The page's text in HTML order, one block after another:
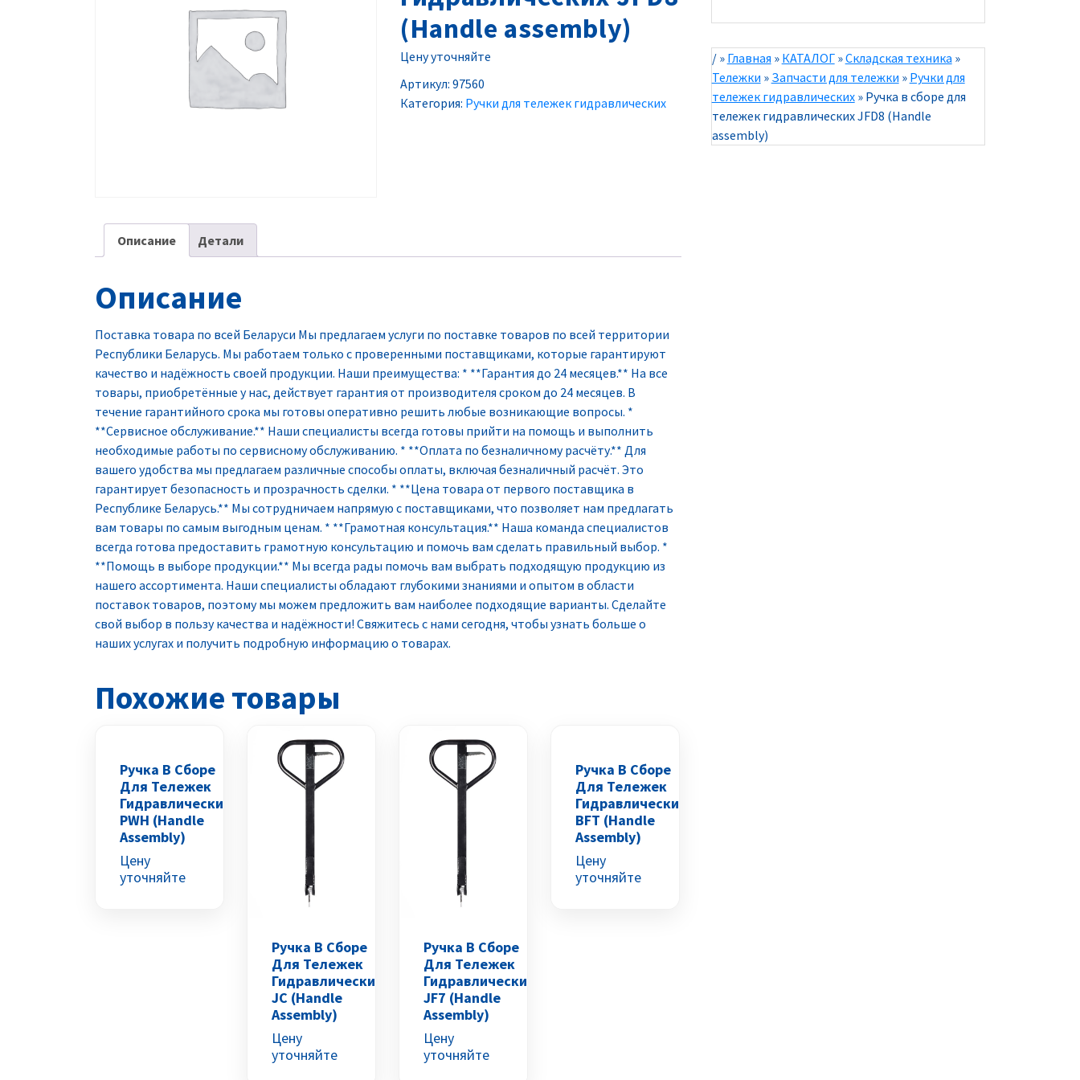
(Handle assembly)
Цену уточняйте
Артикул: 97560
Категория: Ручки для тележек гидравлических
Описание Детали
Описание
Поставка товара по всей Беларуси Мы предлагаем услуги по поставке товаров по всей территории
Республики Беларусь. Мы работаем только с проверенными поставщиками, которые гарантируют
качество и надёжность своей продукции. Наши преимущества: * **Гарантия до 24 месяцев.** На все
товары, приобретённые у нас, действует гарантия от производителя сроком до 24 месяцев. В
течение гарантийного срока мы готовы оперативно решить любые возникающие вопросы. *
**Сервисное обслуживание.** Наши специалисты всегда готовы прийти на помощь и выполнить
необходимые работы по сервисному обслуживанию. * **Оплата по безналичному расчёту.** Для
вашего удобства мы предлагаем различные способы оплаты, включая безналичный расчёт. Это
гарантирует безопасность и прозрачность сделки. * **Цена товара от первого поставщика в
Республике Беларусь.** Мы сотрудничаем напрямую с поставщиками, что позволяет нам предлагать
вам товары по самым выгодным ценам. * **Грамотная консультация.** Наша команда специалистов
всегда готова предоставить грамотную консультацию и помочь вам сделать правильный выбор. *
**Помощь в выборе продукции.** Мы всегда рады помочь вам выбрать подходящую продукцию из
нашего ассортимента. Наши специалисты обладают глубокими знаниями и опытом в области
поставок товаров, поэтому мы можем предложить вам наиболее подходящие варианты. Сделайте
свой выбор в пользу качества и надёжности! Свяжитесь с нами сегодня, чтобы узнать больше о
наших услугах и получить подробную информацию о товарах.
Похожие товары
Ручка В Сборе
Для Тележек
Гидравлических
PWH (Handle
Assembly)
Цену
уточняйте
Ручка В Сборе
Для Тележек
Гидравлических
JC (Handle
Assembly)
Цену
уточняйте
Ручка В Сборе
Для Тележек
Гидравлических
JF7 (Handle
Assembly)
Цену
уточняйте
Ручка В Сборе
Для Тележек
Гидравлических
BFT (Handle
Assembly)
Цену
уточняйте
/ » Главная » КАТАЛОГ »Складская техника »
Тележки » Запчасти для тележки » Ручки для
тележек гидравлических »Ручка в сборе для
тележек гидравлических JFD8 (Handle
assembly)